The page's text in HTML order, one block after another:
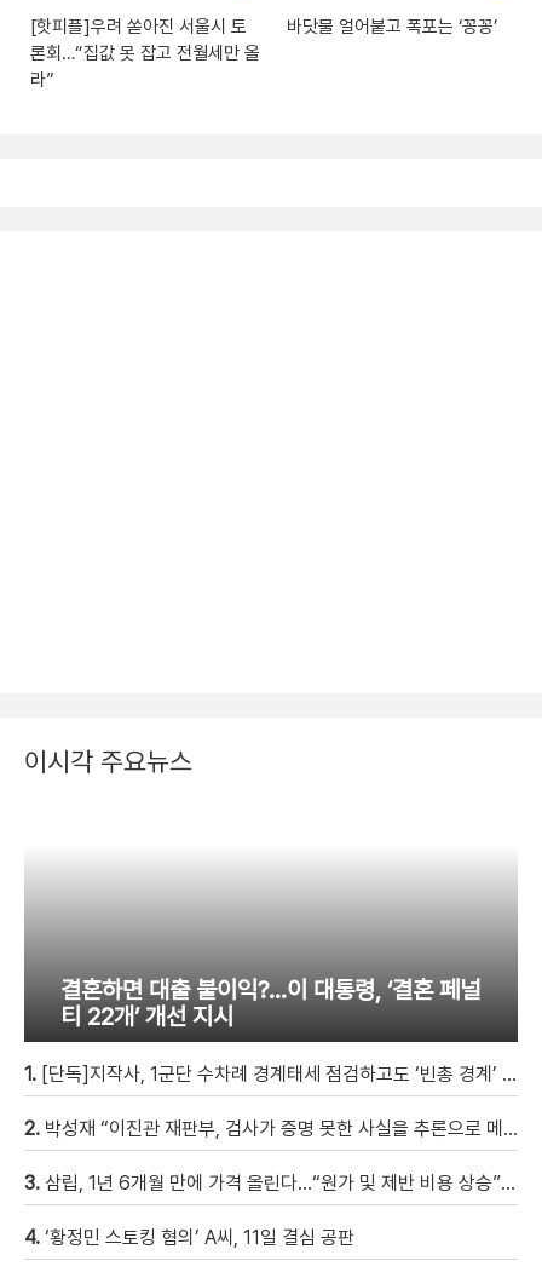
[핫피플]우려 쏟아진 서울시 토
론회…“집값 못 잡고 전월세만 올
라”
바닷물 얼어붙고 폭포는 ‘꽁꽁’
이시각 주요뉴스
결혼하면 대출 불이익?…이 대통령, ‘결혼 페널
티 22개’ 개선 지시
1. [단독]지작사, 1군단 수차례 경계태세 점검하고도 ‘빈총 경계’ 몰랐다
2. 박성재 “이진관 재판부, 검사가 증명 못한 사실을 추론으로 메꿔” [현장영상]
3. 삼립, 1년 6개월 만에 가격 올린다…“원가 및 제반 비용 상승” [자막뉴스]
4. ‘황정민 스토킹 혐의’ A씨, 11일 결심 공판